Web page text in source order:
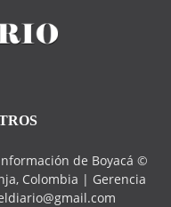
de Boyacá ©
Colombia | Gerencia